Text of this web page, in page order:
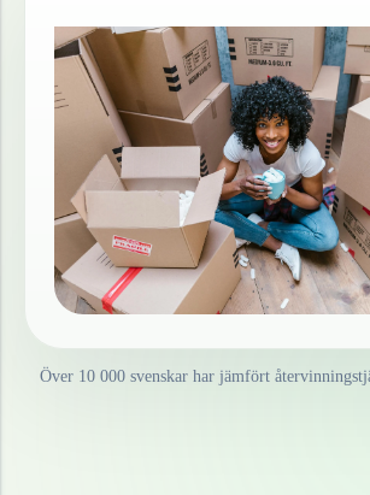
Över 10 000 svenskar har jämfört